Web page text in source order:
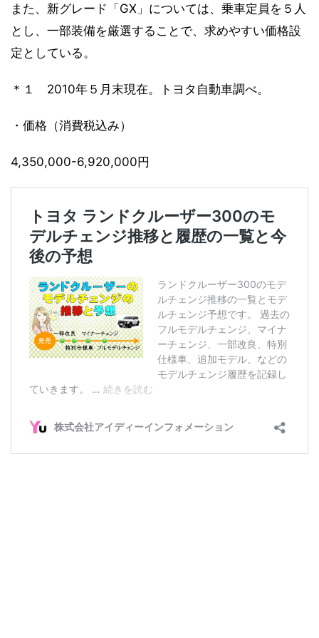
また、新グレード「GX」については、乗車定員を５人
とし、一部装備を厳選することで、求めやすい価格設
定としている。
＊１ 2010年５月末現在。トヨタ自動車調べ。
・価格（消費税込み）
4,350,000-6,920,000円